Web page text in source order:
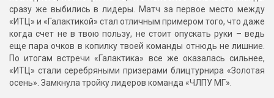
сразу же выбились в лидеры. Матч за первое место между
«ИТЦ» и «Галактикой» стал отличным примером того, что даже
когда счет не в твою пользу, не стоит опускать руки – ведь
еще пара очков в копилку твоей команды отнюдь не лишние.
По итогам встречи «Галактика» все же оказалась сильнее,
«ИТЦ» стали серебряными призерами блицтурнира «Золотая
осень». Замкнула тройку лидеров команда «ЧЛПУ МГ».